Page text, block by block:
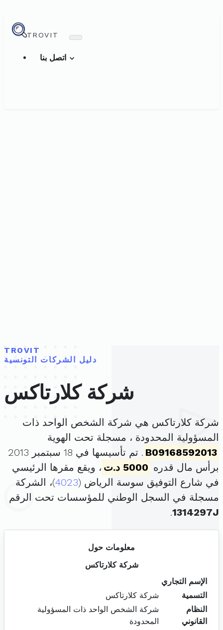
TROVIT
TROVIT
دليل الشركات التونسية
شركة كلارتاكس
شركة كلارتاكس هي شركة الشخص الواحد ذات
المسؤولية المحدودة ، مسجلة تحت الهوية
B09168592013
. تم تأسيسها في 18 سبتمبر 2013
برأس مال قدره 5000 د.ت
، ويقع مقرها الرئيسي
في شارع التوفيق سوسة الرياض (4023)، الشركة
مسجلة في السجل الوطني للمؤسسات تحت الرقم
1314297J
.
معلومات حول
شركة كلارتاكس
الإسم التجاري
التسمية
شركة كلارتاكس
النظام
القانوني
شركة الشخص الواحد ذات المسؤولية
المحدودة